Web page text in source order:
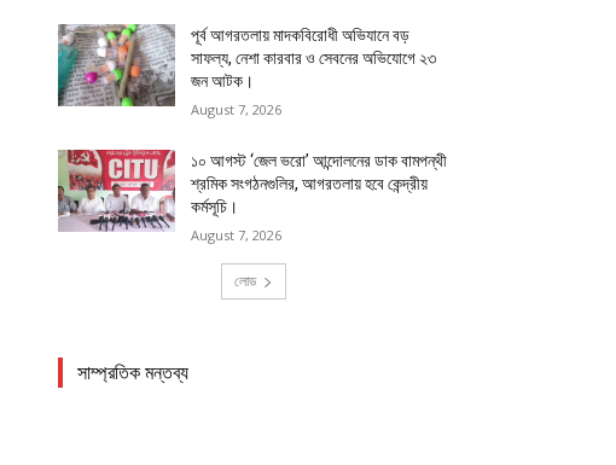
পূর্ব আগরতলায় মাদকবিরোধী অভিযানে বড়
সাফল্য, নেশা কারবার ও সেবনের অভিযোগে ২৩
জন আটক।
August 7, 2026
১০ আগস্ট ‘জেল ভরো’ আন্দোলনের ডাক বামপন্থী
শ্রমিক সংগঠনগুলির, আগরতলায় হবে কেন্দ্রীয়
কর্মসূচি।
August 7, 2026
লোড
সাম্প্রতিক মন্তব্য